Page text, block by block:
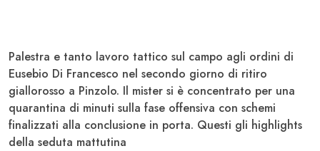
Palestra e tanto lavoro tattico sul campo agli ordini di
Eusebio Di Francesco nel secondo giorno di ritiro
giallorosso a Pinzolo. Il mister si è concentrato per una
quarantina di minuti sulla fase offensiva con schemi
finalizzati alla conclusione in porta. Questi gli highlights
della seduta mattutina